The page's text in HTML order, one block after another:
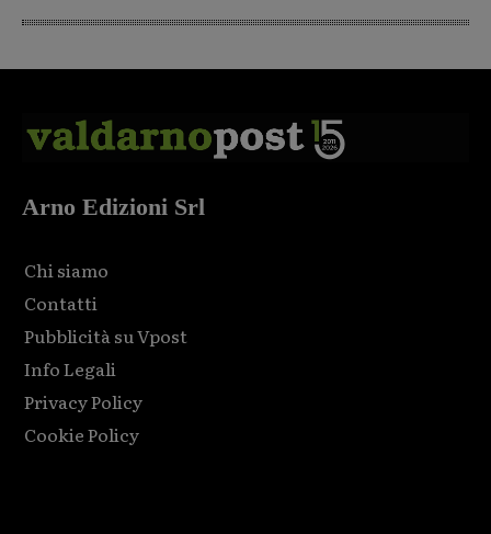
Arno Edizioni Srl
Chi siamo
Contatti
Pubblicità su Vpost
Info Legali
Privacy Policy
Cookie Policy